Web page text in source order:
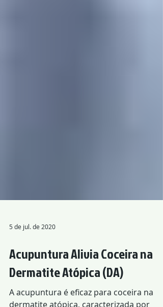
5 de jul. de 2020
Acupuntura Alivia Coceira na
Dermatite Atópica (DA)